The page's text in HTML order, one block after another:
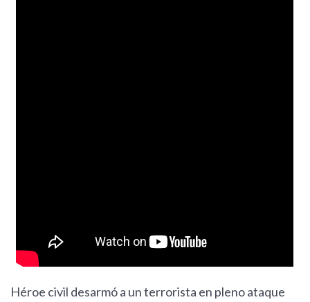
Héroe civil desarmó a un terrorista en pleno ataque